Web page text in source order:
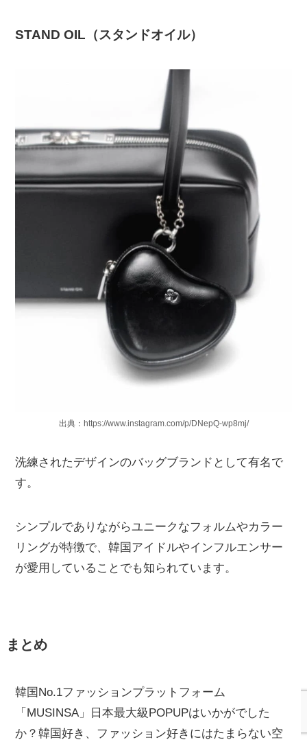
STAND OIL（スタンドオイル）
出典：https://www.instagram.com/p/DNepQ-wp8mj/
洗練されたデザインのバッグブランドとして有名で
す。
シンプルでありながらユニークなフォルムやカラー
リングが特徴で、韓国アイドルやインフルエンサー
が愛用していることでも知られています。
まとめ
韓国No.1ファッションプラットフォーム
「MUSINSA」日本最大級POPUPはいかがでした
か？韓国好き、ファッション好きにはたまらない空